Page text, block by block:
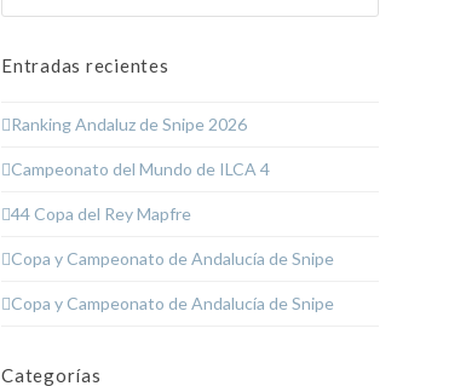
Entradas recientes
Ranking Andaluz de Snipe 2026
Campeonato del Mundo de ILCA 4
44 Copa del Rey Mapfre
Copa y Campeonato de Andalucía de Snipe
Copa y Campeonato de Andalucía de Snipe
Categorías